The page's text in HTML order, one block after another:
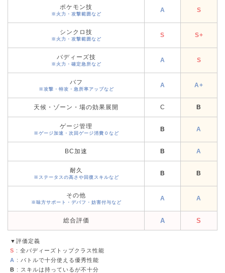
ポケモン技
※火力・攻撃範囲など
A S
シンクロ技
※火力・攻撃範囲など
S S+
バディーズ技
※火力・確定急所など
A S
バフ
※攻撃・特攻・急所率アップなど
A A+
天候・ゾーン・場の効果展開 C B
ゲージ管理
※ゲージ加速・次回ゲージ消費０など
B A
BC加速 B A
耐久
※ステータスの高さや回復スキルなど
B B
その他
※味方サポート・デバフ・妨害付与など
A A
総合評価 A S
▼評価定義
S : 全バディーズトップクラス性能
A : バトルで十分使える優秀性能
B : スキルは持っているが不十分